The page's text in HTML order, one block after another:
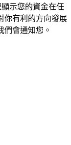
示您的資金在任
你有利的方向發展
們會通知您。